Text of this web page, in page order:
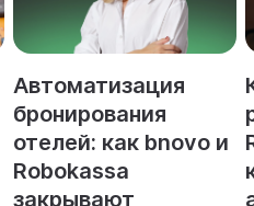
Автоматизация
бронирования
отелей: как bnovo и
Robokassa
закрывают